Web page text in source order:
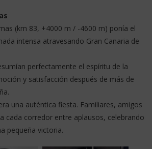
(km 83, +4000 m / -4600 m) ponía el
intensa atravesando Gran Canaria de
perfectamente el espíritu de la
y satisfacción después de más de
una auténtica fiesta. Familiares, amigos
cada corredor entre aplausos, celebrando
pequeña victoria.